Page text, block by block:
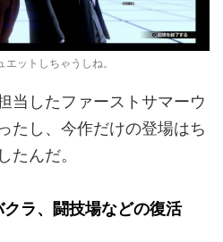
エットしちゃうしね。
当したファーストサマーウ
たし、今作だけの登場はち
たんだ。
ラ、闘技場などの復活